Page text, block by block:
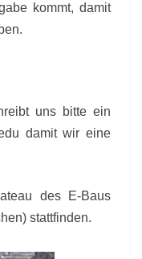
kommt, damit
uns bitte ein
damit wir eine
des E-Baus
stattfinden.